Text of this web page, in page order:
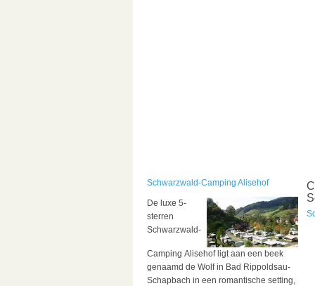
Schwarzwald-Camping Alisehof
De luxe 5-
sterren
Schwarzwald-
Camping Alisehof ligt aan een beek
genaamd de Wolf in Bad Rippoldsau-
Schapbach in een romantische setting,